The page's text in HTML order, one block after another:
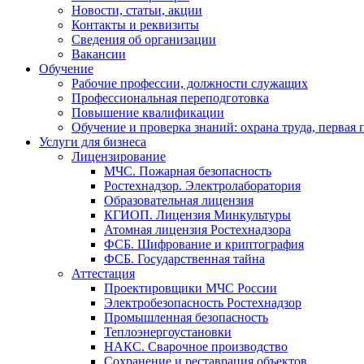
Новости, статьи, акции
Контакты и реквизиты
Сведения об организации
Вакансии
Обучение
Рабочие профессии, должности служащих
Профессиональная переподготовка
Повышение квалификации
Обучение и проверка знаний: охрана труда,
Услуги для бизнеса
Лицензирование
МЧС. Пожарная безопасность
Ростехнадзор. Электролаборатория
Образовательная лицензия
КГИОП. Лицензия Минкультуры
Атомная лицензия Ростехнадзора
ФСБ. Шифрование и криптография
ФСБ. Государственная тайна
Аттестация
Проектировщики МЧС России
Электробезопасность Ростехнадзор
Промышленная безопасность
Теплоэнергоустановки
НАКС. Сварочное производство
Сохранение и реставрация объектов